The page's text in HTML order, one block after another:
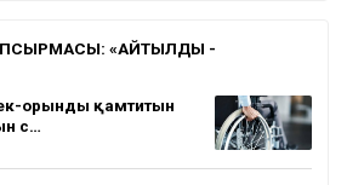
«АЙТЫЛДЫ -
орынды қамтитын
с…